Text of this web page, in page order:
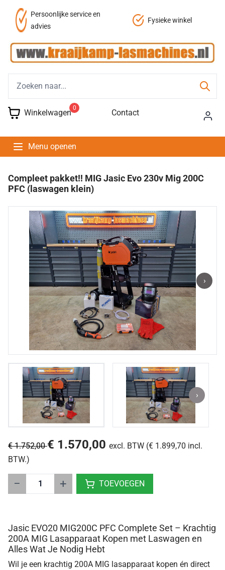
Persoonlijke service en
advies
Fysieke winkel
Winkelwagen 0 Contact
Menu openen
Jasic EVO20 MIG200C PFC Complete Set – Krachtig
200A MIG Lasapparaat Kopen met Laswagen en
Alles Wat Je Nodig Hebt
Wil je een krachtig 200A MIG lasapparaat kopen én direct
Compleet pakket!! MIG Jasic Evo 230v Mig 200C
PFC (laswagen klein)
›
›
€ 1.752,00€ 1.570,00 excl. BTW (€ 1.899,70 incl.
BTW.)
− + TOEVOEGEN